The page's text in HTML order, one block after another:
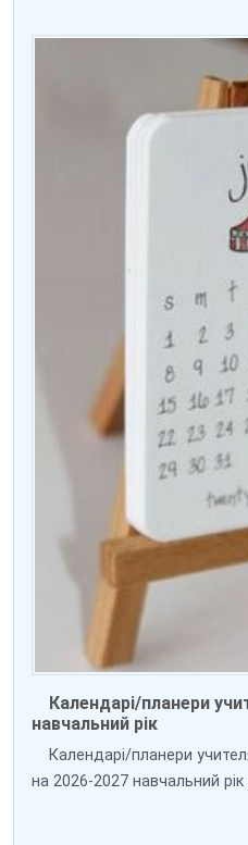
Календарі/планери
навчальний рік
Календарі/планери
на 2026-2027 навчальний рік